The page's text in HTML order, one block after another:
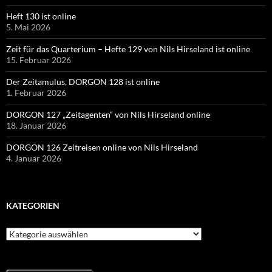
Heft 130 ist online
5. Mai 2026
Zeit für das Quarterium – Hefte 129 von Nils Hirseland ist online
15. Februar 2026
Der Zeitamulus, DORGON 128 ist online
1. Februar 2026
DORGON 127 „Zeitagenten“ von Nils Hirseland online
18. Januar 2026
DORGON 126 Zeitreisen online von Nils Hirseland
4. Januar 2026
KATEGORIEN
Kategorien